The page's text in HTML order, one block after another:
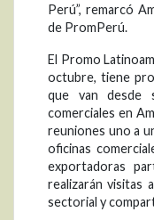
Perú”, remarcó
de PromPerú.
El Promo
octubre, tiene
que van desde
comerciales en
reuniones uno a
oficinas
exportadoras
realizarán visitas
sectorial y